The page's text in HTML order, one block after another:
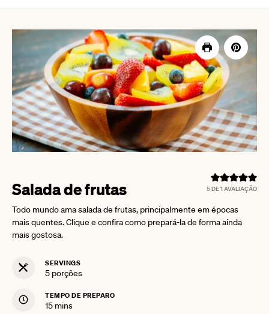
5DE 1 AVALIAÇÃO
Salada de frutas
Todo mundo ama salada de frutas, principalmente em épocas
mais quentes. Clique e confira como prepará-la de forma ainda
mais gostosa.
SERVINGS
5 porções
TEMPO DE PREPARO
15minutes
mins